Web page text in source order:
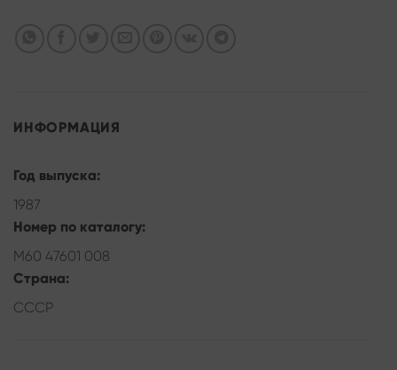
ИНФОРМАЦИЯ
Год выпуска:
1987
Номер по каталогу:
М60 47601 008
Страна:
СССР